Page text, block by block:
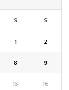
S S
1
2
8
9
15
16